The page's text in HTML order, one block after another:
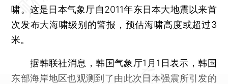
啸。这是日本气象厅自2011年东日本大地震以来首
次发布大海啸级别的警报，预估海啸高度或超过3
米。
据韩联社消息，韩国气象厅1月1日表示，韩国
东部海岸地区也观测到了由此次日本强震所引发的